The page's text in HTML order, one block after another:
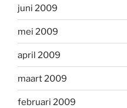
juni 2009
mei 2009
april 2009
maart 2009
februari 2009